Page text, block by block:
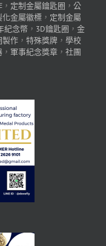
， 定制金屬鑰匙圈 ， 公
化金屬徽標 ， 定制金屬
紀念幣 ， 3D鑰匙圈 ， 金
製作 ， 特殊獎牌 ， 學校
， 軍事紀念獎章 ， 社團